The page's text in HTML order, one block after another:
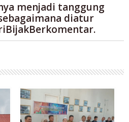
menjadi tanggung
diatur